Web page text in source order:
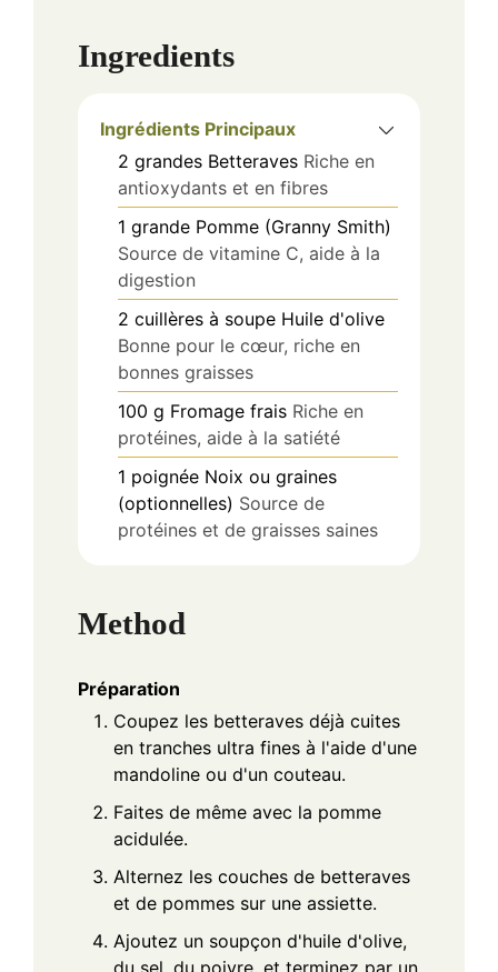
Ingredients
Ingrédients Principaux
2 grandes Betteraves Riche en
antioxydants et en fibres
1 grande Pomme (Granny Smith)
Source de vitamine C, aide à la
digestion
2 cuillères à soupe Huile d'olive
Bonne pour le cœur, riche en
bonnes graisses
100 g Fromage frais Riche en
protéines, aide à la satiété
1 poignée Noix ou graines
(optionnelles) Source de
protéines et de graisses saines
Method
Préparation
Coupez les betteraves déjà cuites
en tranches ultra fines à l'aide d'une
mandoline ou d'un couteau.
Faites de même avec la pomme
acidulée.
Alternez les couches de betteraves
et de pommes sur une assiette.
Ajoutez un soupçon d'huile d'olive,